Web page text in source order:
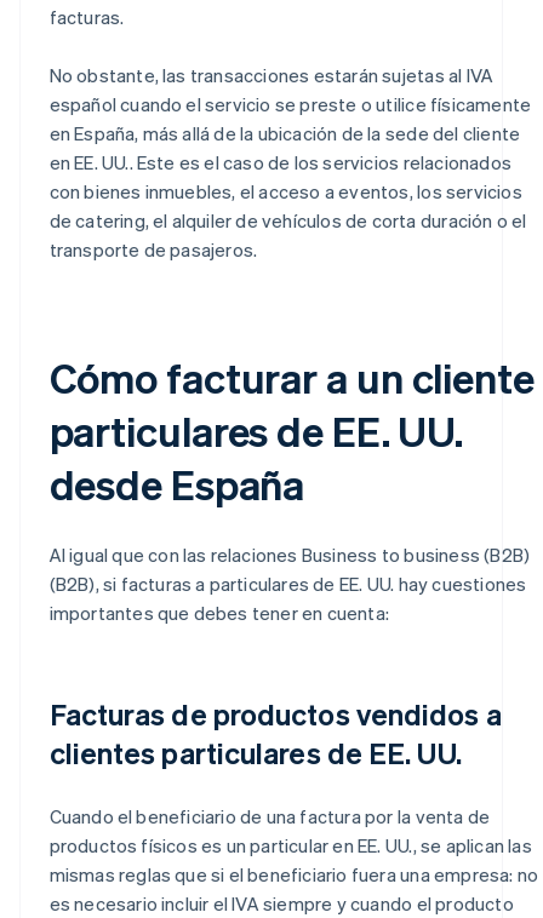
facturas.
No obstante, las transacciones estarán sujetas al IVA
español cuando el servicio se preste o utilice físicamente
en España, más allá de la ubicación de la sede del cliente
en EE. UU.. Este es el caso de los servicios relacionados
con bienes inmuebles, el acceso a eventos, los servicios
de catering, el alquiler de vehículos de corta duración o el
transporte de pasajeros.
Cómo facturar a un cliente
particulares de EE. UU.
desde España
Al igual que con las relaciones Business to business (B2B)
(B2B), si facturas a particulares de EE. UU. hay cuestiones
importantes que debes tener en cuenta:
Facturas de productos vendidos a
clientes particulares de EE. UU.
Cuando el beneficiario de una factura por la venta de
productos físicos es un particular en EE. UU., se aplican las
mismas reglas que si el beneficiario fuera una empresa: no
es necesario incluir el IVA siempre y cuando el producto